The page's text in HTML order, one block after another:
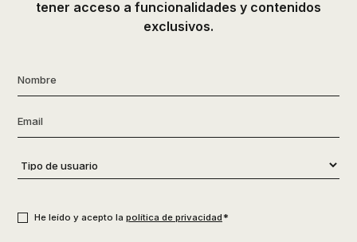
tener acceso a funcionalidades y contenidos
exclusivos.
Nombre
Email
Tipo
de
He leído y acepto la política de privacidad*